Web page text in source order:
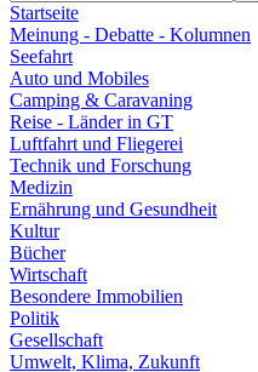
Startseite
Meinung - Debatte - Kolumnen
Seefahrt
Auto und Mobiles
Camping & Caravaning
Reise - Länder in GT
Luftfahrt und Fliegerei
Technik und Forschung
Medizin
Ernährung und Gesundheit
Kultur
Bücher
Wirtschaft
Besondere Immobilien
Politik
Gesellschaft
Umwelt, Klima, Zukunft